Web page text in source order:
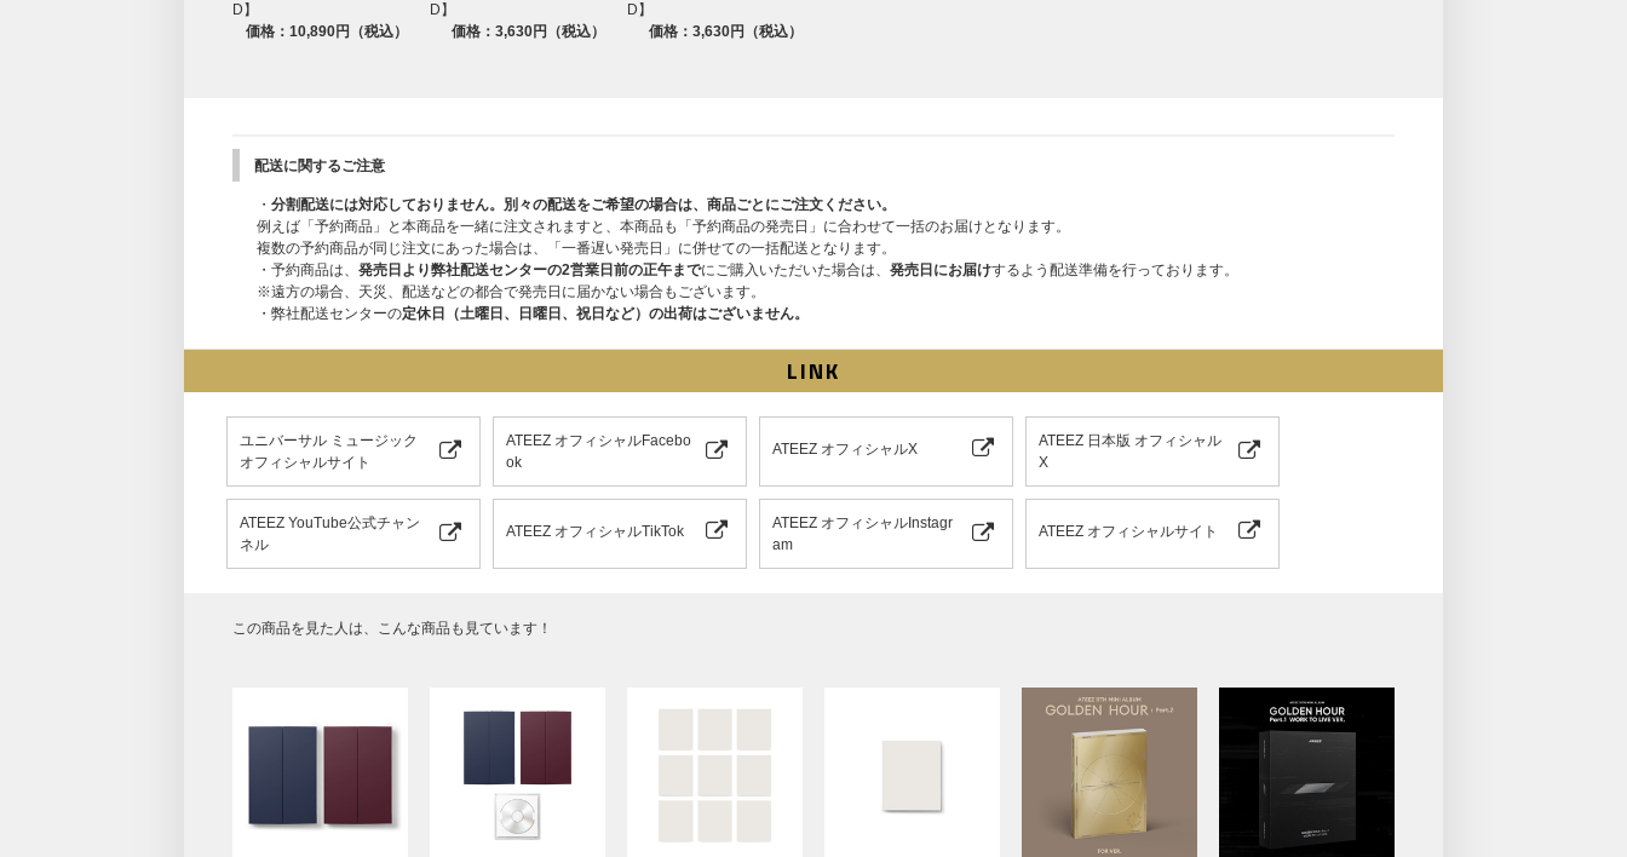
D】
価格：10,890円（税込）
D】
価格：3,630円（税込）
D】
価格：3,630円（税込）
配送に関するご注意
・ 分割配送には対応しておりません。別々の配送をご希望の場合は、商品ごとにご注文ください。
例えば「予約商品」と本商品を一緒に注文されますと、本商品も「予約商品の発売日」に合わせて一括のお届けとなります。
複数の予約商品が同じ注文にあった場合は、「一番遅い発売日」に併せての一括配送となります。
・予約商品は、 発売日より弊社配送センターの2営業日前の正午までにご購入いただいた場合は、 発売日にお届けするよう配送準備を行っております。
※遠方の場合、天災、配送などの都合で発売日に届かない場合もございます。
・弊社配送センターの定休日（土曜日、日曜日、祝日など）の出荷はございません。
LINK
ユニバーサル ミュージック
オフィシャルサイト
ATEEZ オフィシャルFacebo
ok
ATEEZ オフィシャルX
ATEEZ 日本版 オフィシャル
X
ATEEZ YouTube公式チャン
ネル
ATEEZ オフィシャルTikTok
ATEEZ オフィシャルInstagr
am
ATEEZ オフィシャルサイト
この商品を見た人は、こんな商品も見ています！